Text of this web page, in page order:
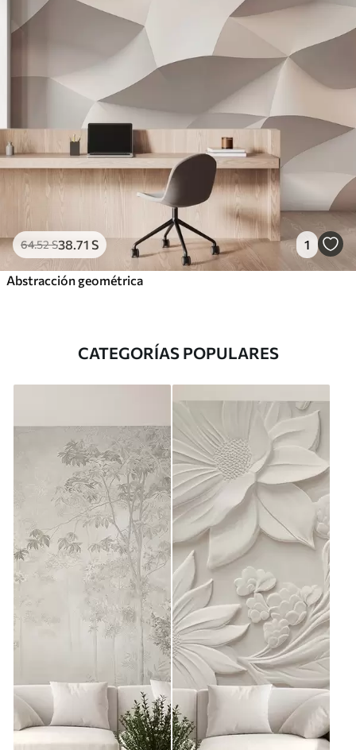
64.52S38.71 S 1
Abstracción geométrica
CATEGORÍAS POPULARES